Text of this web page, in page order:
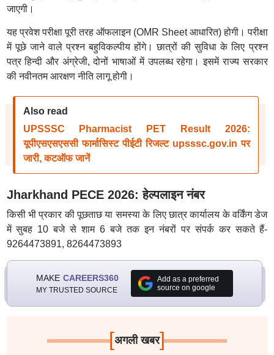
जाएगी।
यह प्रवेश परीक्षा पूरी तरह ऑफलाइन (OMR Sheet आधारित) होगी। परीक्षा
में पूछे जाने वाले प्रश्न बहुविकल्पीय होंगे। छात्रों की सुविधा के लिए प्रश्न
पत्र हिन्दी और अंग्रेजी, दोनों भाषाओं में उपलब्ध रहेगा। इसमें राज्य सरकार
की नवीनतम आरक्षण नीति लागू होगी।
Also read
UPSSSC Pharmacist PET Result 2026:
यूपीएसएसएससी फार्मासिस्ट पीईटी रिजल्ट upsssc.gov.in पर
जारी, कटऑफ जानें
Jharkhand PECE 2026: हेल्पलाइन नंबर
किसी भी प्रकार की पूछताछ या समस्या के लिए छात्र कार्यालय के वर्किंग डेज
में सुबह 10 बजे से शाम 6 बजे तक इन नंबरों पर संपर्क कर सकते हैं-
9264473891, 8264473893
MAKE CAREERS360
MY TRUSTED SOURCE
Add as a preferred
source on google
[अगली खबर]